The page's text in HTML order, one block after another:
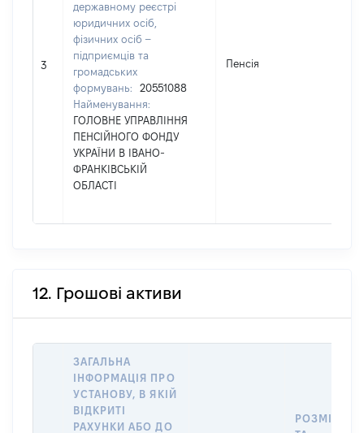
3
державному реєстрі
юридичних осіб,
фізичних осіб –
підприємців та
громадських
формувань:
20551088
Найменування:
ГОЛОВНЕ УПРАВЛІННЯ
ПЕНСІЙНОГО ФОНДУ
УКРАЇНИ В ІВАНО-
ФРАНКІВСЬКІЙ
ОБЛАСТІ
Пенсія
12. Грошові активи
ЗАГАЛЬНА
ІНФОРМАЦІЯ ПРО
УСТАНОВУ, В ЯКІЙ
ВІДКРИТІ
РАХУНКИ АБО ДО
РОЗМІР